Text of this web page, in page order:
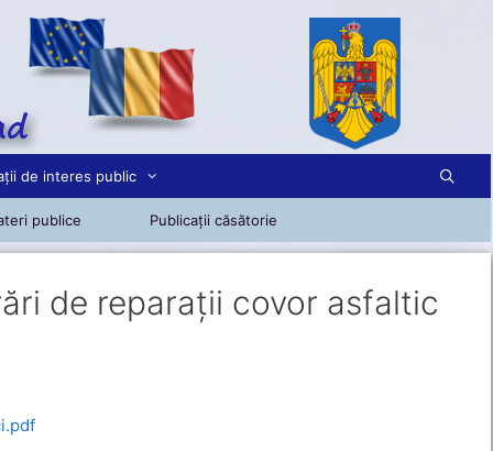
de interes public
publice Publicații căsătorie
de reparații covor asfaltic